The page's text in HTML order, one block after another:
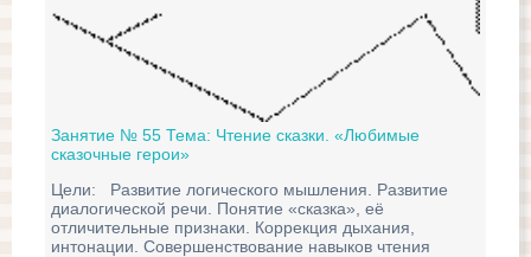
Занятие № 55 Тема: Чтение сказки. «Любимые
сказочные герои»
Цели: Развитие логического мышления. Развитие
диалогической речи. Понятие «сказка», её
отличительные признаки. Коррекция дыхания,
интонации. Совершенствование навыков чтения